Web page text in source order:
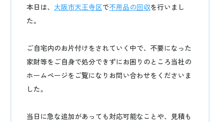
本日は、 大阪市天王寺区で不用品の回収を行いまし
た。
ご自宅内のお片付けをされていく中で、不要になった
家財等をご自身で処分できずにお困りのところ当社の
ホームページをご覧になりお問い合わせをくださいま
した。
当日に急な追加があっても対応可能なことや、見積も